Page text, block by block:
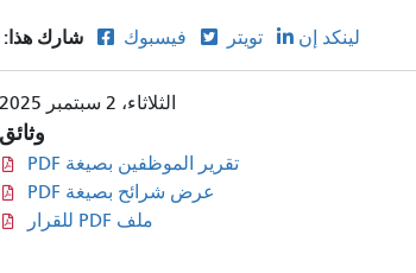
شارك هذا: فيسبوك تويتر لينكد إن
الثلاثاء، 2 سبتمبر 2025
وثائق
تقرير الموظفين بصيغة PDF
عرض شرائح بصيغة PDF
ملف PDF للقرار